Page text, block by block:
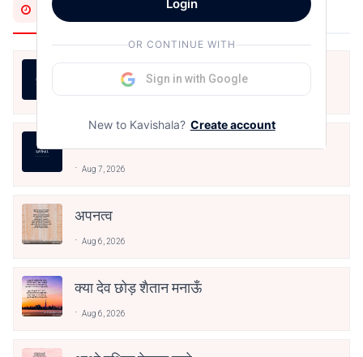
Most Recent
LIFE IS LIKE THAT
Aug 7, 2026
Aug 7, 2026
अपनत्व
Aug 6, 2026
क्या देव छोड़ शैतान मनाऊँ
Aug 6, 2026
Login
OR CONTINUE WITH
Sign in with Google
New to Kavishala? Create account